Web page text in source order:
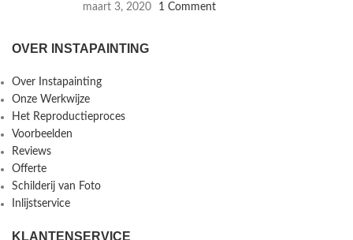
maart 3, 2020 1 Comment
OVER INSTAPAINTING
Over Instapainting
Onze Werkwijze
Het Reproductieproces
Voorbeelden
Reviews
Offerte
Schilderij van Foto
Inlijstservice
KLANTENSERVICE